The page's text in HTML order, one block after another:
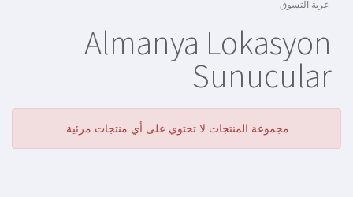
عربة التسوق
Almanya Lokasyon
Sunucular
مجموعة المنتجات لا تحتوي على أي منتجات مرئية.